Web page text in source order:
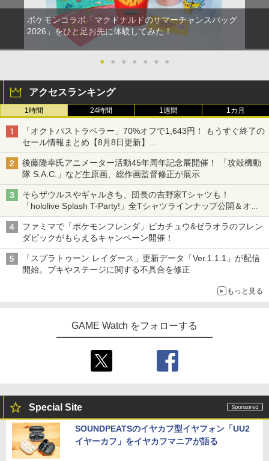
ポケモンコラボ「マクドナルドのサマーチャンスバッグ
2026」をひと足お先に体験してみた！
● ● ● ● ● ● ●
アクセスランキング
1時間 24時間 1週間 1カ月
「オクトパストラベラー」70%オフで1,643円！ もうすぐ終了の
セール情報まとめ【8月8日更新】
ニンテンドーeショップでは「大神 絶景版」が67%オフで990円
後藤隆幸氏アニメーター活動45年周年記念展開催！ 「攻殻機動
隊 S.A.C.」など生原画、総作画監督修正が展示
そらザウルスやギャルきち、団長の吉野家Tシャツも！
「hololive Splash T-Party!」全Tシャツラインナップ公開＆オン
ライン販売開始
ファミマで「ポケモンフレンダ」ピカチュウ&ゼラオラのフレン
ダピックがもらえるキャンペーン開催！
「スプラトゥーン レイダース」更新データ「Ver.1.1.1」が配信
開始。ブキやステージに関する不具合を修正
もっと見る
GAME Watch をフォローする
Special Site
SOUNDPEATSのイヤカフ型イヤフォン「UU2
イヤーカフ」をイヤカフマニアが語る